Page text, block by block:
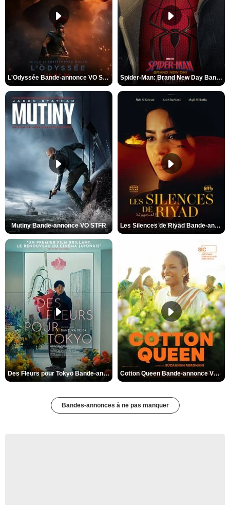
L'Odyssée Bande-annonce VO STFR Spider-Man: Brand New Day Bande-annonce VO STFR
Mutiny Bande-annonce VO STFR Les Silences de Riyad Bande-annonce VO STFR
Des Fleurs pour Tokyo Bande-annonce VO STFR Cotton Queen Bande-annonce VO STFR
Bandes-annonces à ne pas manquer